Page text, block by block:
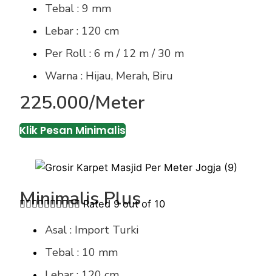
Tebal : 9 mm
Lebar : 120 cm
Per Roll : 6 m / 12 m / 30 m
Warna : Hijau, Merah, Biru
225.000/Meter
Klik Pesan Minimalis
Minimalis Plus
 Rated 9 out of 10
Asal : Import Turki
Tebal : 10 mm